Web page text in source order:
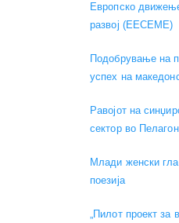
Европско
развој (EECEME)
Подобрување на
успех на
Равојот на
сектор во
Mлади женски
поезија
„Пилот проект за